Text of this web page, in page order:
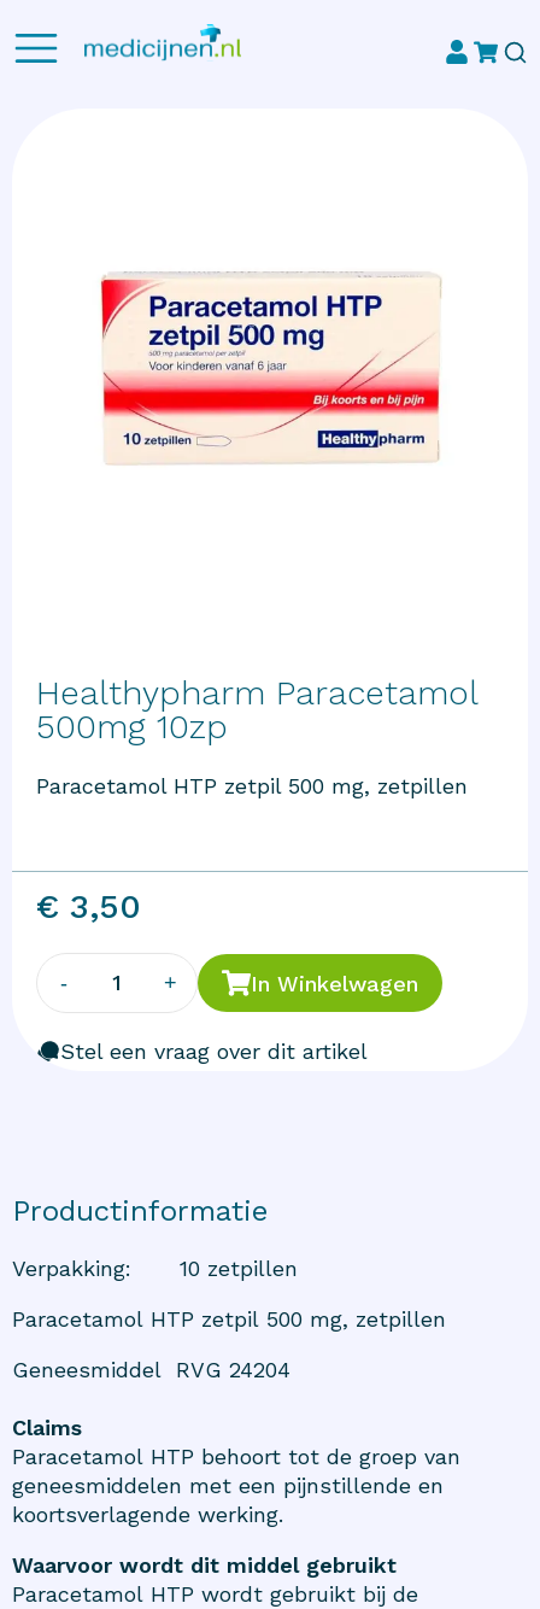
Healthypharm Paracetamol
500mg 10zp
Paracetamol HTP zetpil 500 mg, zetpillen
€ 3,50
- 1 + In Winkelwagen
Stel een vraag over dit artikel
Productinformatie
Verpakking:
10 zetpillen
Paracetamol HTP zetpil 500 mg, zetpillen
Geneesmiddel RVG 24204
Claims
Paracetamol HTP behoort tot de groep van
geneesmiddelen met een pijnstillende en
koortsverlagende werking.
Waarvoor wordt dit middel gebruikt
Paracetamol HTP wordt gebruikt bij de